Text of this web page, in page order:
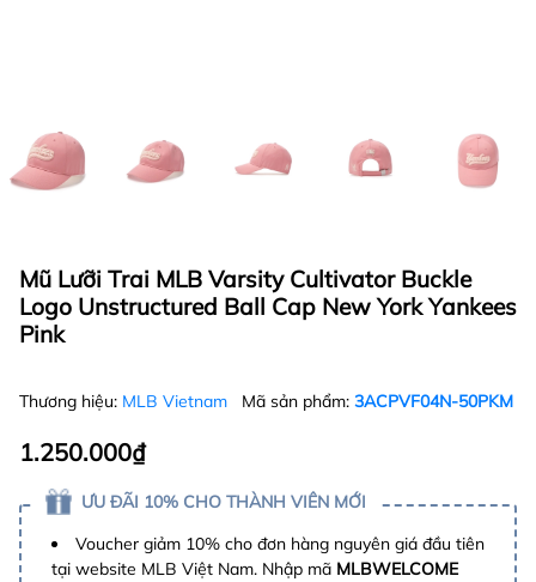
Mũ Lưỡi Trai MLB Varsity Cultivator Buckle
Logo Unstructured Ball Cap New York Yankees
Pink
Thương hiệu: MLB Vietnam Mã sản phẩm: 3ACPVF04N-50PKM
1.250.000₫
ƯU ĐÃI 10% CHO THÀNH VIÊN MỚI
Voucher giảm 10% cho đơn hàng nguyên giá đầu tiên
tại website MLB Việt Nam. Nhập mã MLBWELCOME